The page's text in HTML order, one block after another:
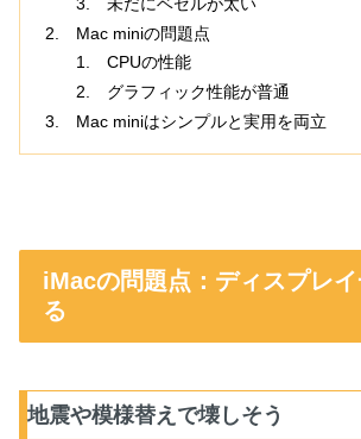
未だにベゼルが太い
Mac miniの問題点
CPUの性能
グラフィック性能が普通
Mac miniはシンプルと実用を両立
iMacの問題点：ディスプレ
る
地震や模様替えで壊しそう